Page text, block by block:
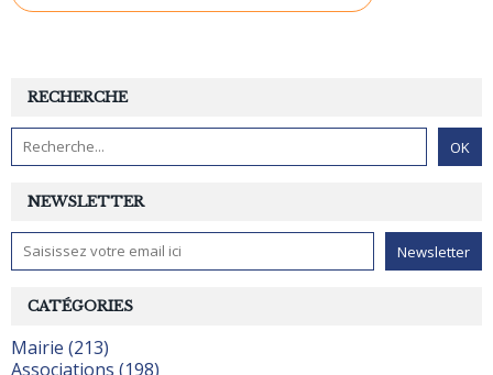
NEWSLETTER
RECHERCHE
CATÉGORIES
Mairie (213)
Associations (198)